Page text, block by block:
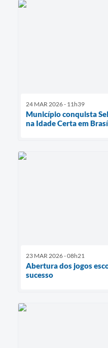
24 MAR 2026 - 11h39
Município conquista
na Idade Certa em
23 MAR 2026 - 08h21
Abertura dos jogos
sucesso